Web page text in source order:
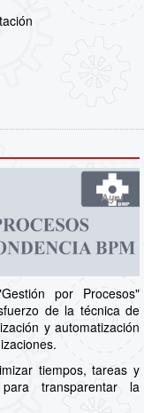
por Procesos"
de la técnica de
y automatización
tiempos, tareas y
transparentar la